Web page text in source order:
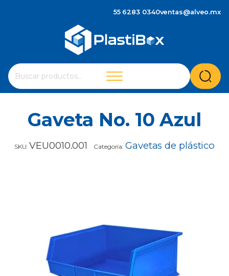
55 6283 0340ventas@alveo.mx
Buscar
por:
Cuando hay resultados autocompletados, puedes
Gaveta No. 10 Azul
SKU: VEU0010.001 Categoría:Gavetas de plástico